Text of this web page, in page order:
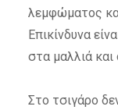
λεμφώματος
Επικίνδυνα
στα μαλλιά
Στο τσιγάρο